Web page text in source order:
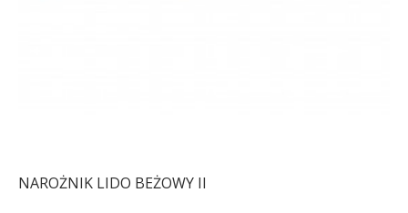
NAROŻNIK LIDO BEŻOWY II